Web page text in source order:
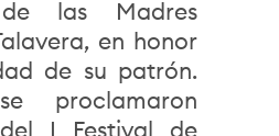
las Madres
en honor
de su patrón.
proclamaron